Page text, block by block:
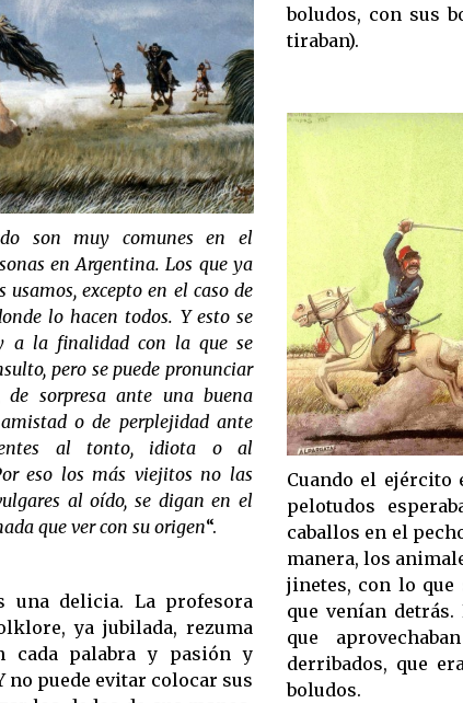
son muy comunes en el
en Argentina. Los que ya
excepto en el caso de
lo hacen todos. Y esto se
a la finalidad con la que se
pero se puede pronunciar
sorpresa ante una buena
o de perplejidad ante
al tonto, idiota o al
eso los más viejitos no las
al oído, se digan en el
que ver con su origen“.
una delicia. La profesora
ya jubilada, rezuma
cada palabra y pasión y
no puede evitar colocar sus
boludos, con
tiraban).
Cuando el ejército
pelotudos
caballos en el
manera, los
jinetes, con lo que
que venían detrás.
que
derribados, que
boludos.